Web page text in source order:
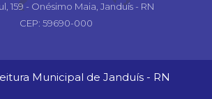
159 - Onésimo Maia, Janduís - RN
CEP: 59690-000
Municipal de Janduís - RN